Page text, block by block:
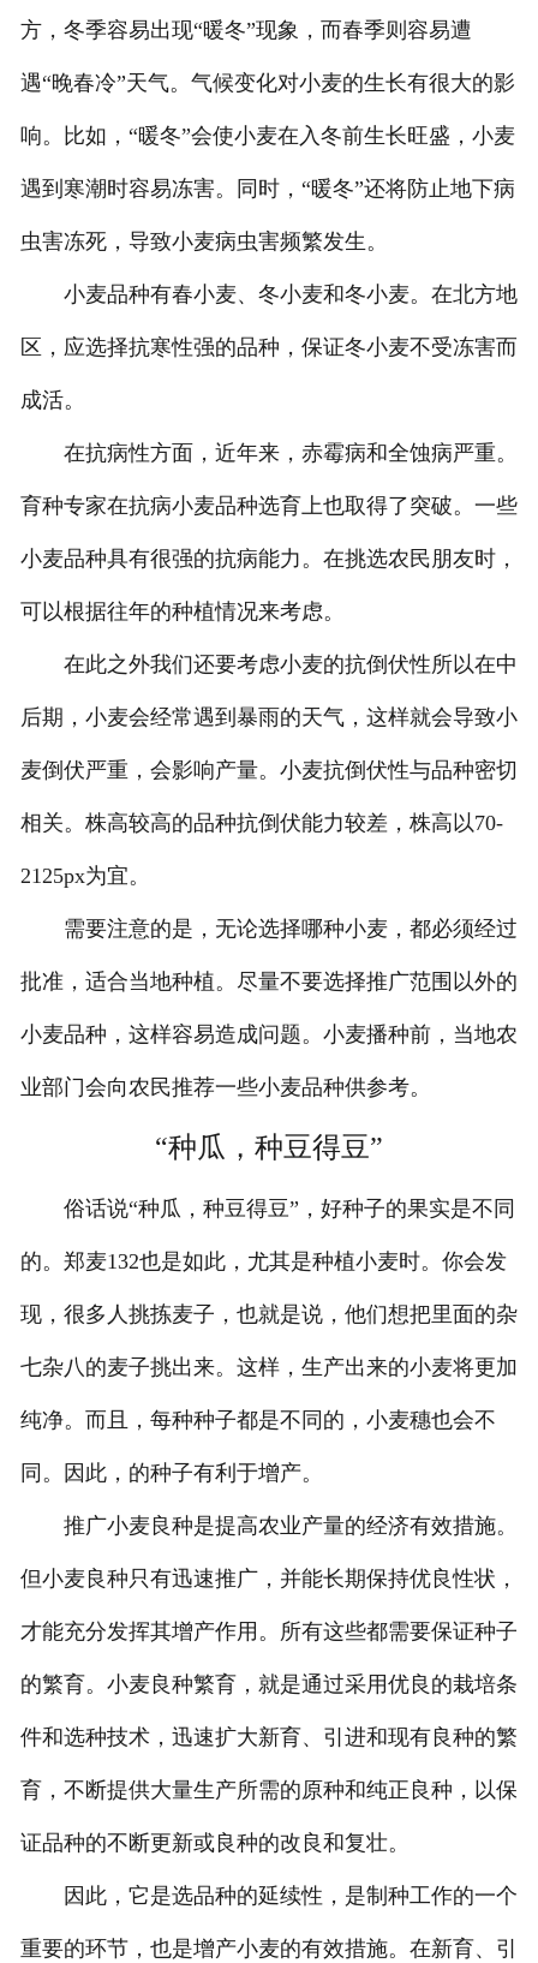
方，冬季容易出现“暖冬”现象，而春季则容易遭
遇“晚春冷”天气。气候变化对小麦的生长有很大的影
响。比如，“暖冬”会使小麦在入冬前生长旺盛，小麦
遇到寒潮时容易冻害。同时，“暖冬”还将防止地下病
虫害冻死，导致小麦病虫害频繁发生。
小麦品种有春小麦、冬小麦和冬小麦。在北方地
区，应选择抗寒性强的品种，保证冬小麦不受冻害而
成活。
在抗病性方面，近年来，赤霉病和全蚀病严重。
育种专家在抗病小麦品种选育上也取得了突破。一些
小麦品种具有很强的抗病能力。在挑选农民朋友时，
可以根据往年的种植情况来考虑。
在此之外我们还要考虑小麦的抗倒伏性所以在中
后期，小麦会经常遇到暴雨的天气，这样就会导致小
麦倒伏严重，会影响产量。小麦抗倒伏性与品种密切
相关。株高较高的品种抗倒伏能力较差，株高以70-
2125px为宜。
需要注意的是，无论选择哪种小麦，都必须经过
批准，适合当地种植。尽量不要选择推广范围以外的
小麦品种，这样容易造成问题。小麦播种前，当地农
业部门会向农民推荐一些小麦品种供参考。
“种瓜，种豆得豆”
俗话说“种瓜，种豆得豆”，好种子的果实是不同
的。郑麦132也是如此，尤其是种植小麦时。你会发
现，很多人挑拣麦子，也就是说，他们想把里面的杂
七杂八的麦子挑出来。这样，生产出来的小麦将更加
纯净。而且，每种种子都是不同的，小麦穗也会不
同。因此，的种子有利于增产。
推广小麦良种是提高农业产量的经济有效措施。
但小麦良种只有迅速推广，并能长期保持优良性状，
才能充分发挥其增产作用。所有这些都需要保证种子
的繁育。小麦良种繁育，就是通过采用优良的栽培条
件和选种技术，迅速扩大新育、引进和现有良种的繁
育，不断提供大量生产所需的原种和纯正良种，以保
证品种的不断更新或良种的改良和复壮。
因此，它是选品种的延续性，是制种工作的一个
重要的环节，也是增产小麦的有效措施。在新育、引